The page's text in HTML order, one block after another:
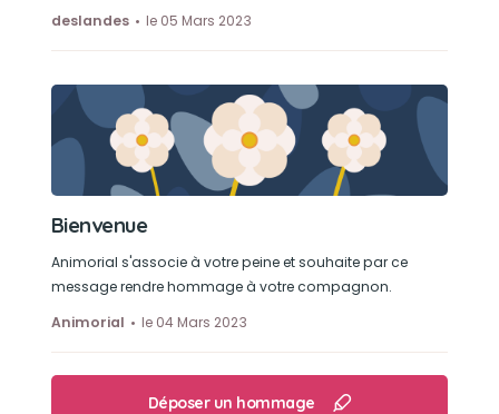
deslandes
le 05 Mars 2023
Bienvenue
Animorial s'associe à votre peine et souhaite par ce
message rendre hommage à votre compagnon.
Animorial
le 04 Mars 2023
Déposer un hommage